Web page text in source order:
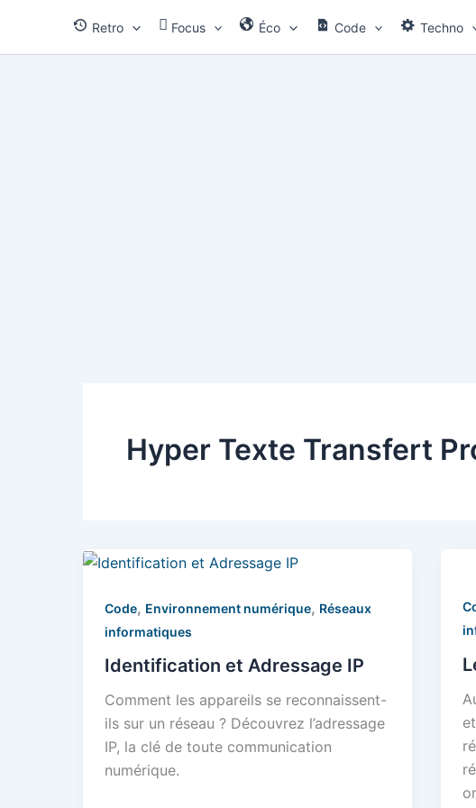
contenu
Retro Focus Éco Code Techno
Hyper Texte Transfert
Code, Environnement numérique, Réseaux
informatiques
Identification et Adressage IP
Comment les appareils se reconnaissent-
ils sur un réseau ? Découvrez l’adressage
IP, la clé de toute communication
numérique.